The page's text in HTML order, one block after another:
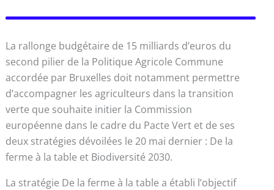
La rallonge budgétaire de 15 milliards d’euros du
second pilier de la Politique Agricole Commune
accordée par Bruxelles doit notamment permettre
d’accompagner les agriculteurs dans la transition
verte que souhaite initier la Commission
européenne dans le cadre du Pacte Vert et de ses
deux stratégies dévoilées le 20 mai dernier : De la
ferme à la table et Biodiversité 2030.
La stratégie De la ferme à la table a établi l’objectif